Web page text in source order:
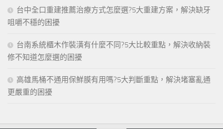
台中全口重建推薦治療方式怎麼選?5大重建方案，解決缺牙
咀嚼不穩的困擾
台南系統櫃木作裝潢有什麼不同?5大比較重點，解決收納裝
修不知道怎麼選的困擾
高雄馬桶不通用保鮮膜有用嗎?5大判斷重點，解決堵塞亂通
更嚴重的困擾